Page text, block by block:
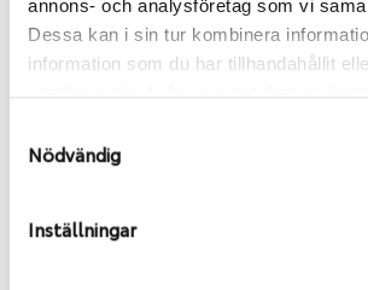
annons- och analysföretag som vi
Dessa kan i sin tur kombinera
information som du har tillhandahållit
Nödvändig
Inställningar
Ange registreringsnummer för att
du valt passar din bilmodell. Se till
Ibland kan fälgen ha bytts ut under
inte vara samma dimension som